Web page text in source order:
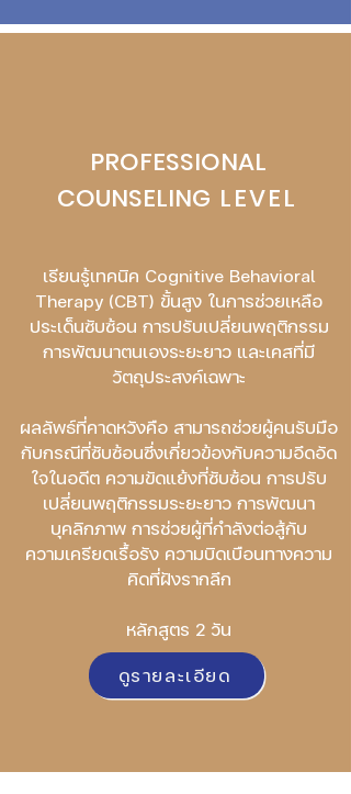
PROFESSIONAL
COUNSELING LEVEL
เรียนรู้เทคนิค Cognitive Behavioral
Therapy (CBT) ขั้นสูง ในการช่วยเหลือ
ประเด็นซับซ้อน การปรับเปลี่ยนพฤติกรรม
การพัฒนาตนเองระยะยาว และเคสที่มี
วัตถุประสงค์เฉพาะ
ผลลัพธ์ที่คาดหวังคือ สามารถช่วยผู้คนรับมือ
กับกรณีที่ซับซ้อนซึ่งเกี่ยวข้องกับความอึดอัด
ใจในอดีต ความขัดแย้งที่ซับซ้อน การปรับ
เปลี่ยนพฤติกรรมระยะยาว การพัฒนา
บุคลิกภาพ การช่วยผู้ที่กำลังต่อสู้กับ
ความเครียดเรื้อรัง ความบิดเบือนทางความ
คิดที่ฝังรากลึก
หลักสูตร 2 วัน
ดูรายละเอียด